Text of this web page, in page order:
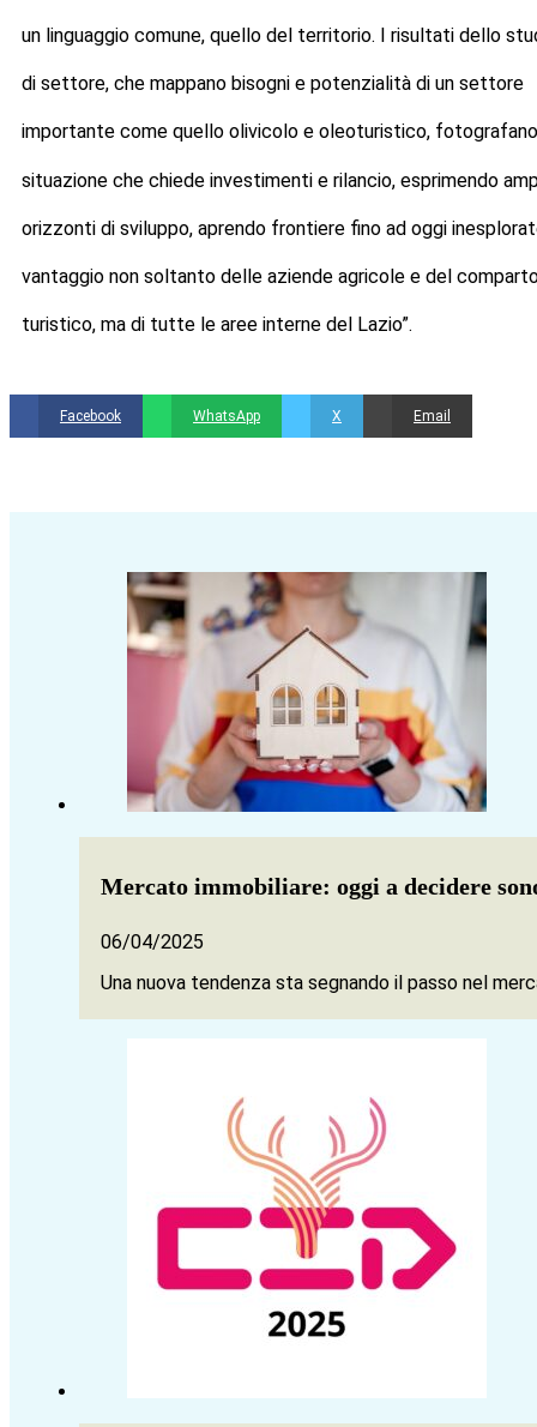
un linguaggio comune, quello del territorio. I risultati dello
di settore, che mappano bisogni e potenzialità di un settore
importante come quello olivicolo e oleoturistico,
situazione che chiede investimenti e rilancio, esprimendo
orizzonti di sviluppo, aprendo frontiere fino ad oggi
vantaggio non soltanto delle aziende agricole e del
turistico, ma di tutte le aree interne del Lazio”.
Facebook WhatsApp X Email
Mercato immobiliare: oggi a decidere
06/04/2025
Una nuova tendenza sta segnando il passo nel